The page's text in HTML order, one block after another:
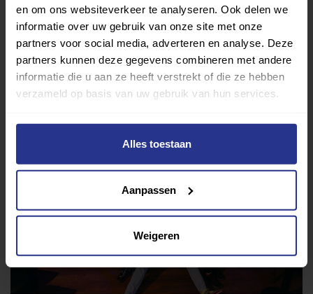
en om ons websiteverkeer te analyseren. Ook delen we
informatie over uw gebruik van onze site met onze
partners voor social media, adverteren en analyse. Deze
partners kunnen deze gegevens combineren met andere
informatie die u aan ze heeft verstrekt of die ze hebben
verzameld op basis van uw gebruik van hun services.
Alles toestaan
Aanpassen
Weigeren
Terug naar nieuwsoverzicht
Aanbevolen berichten